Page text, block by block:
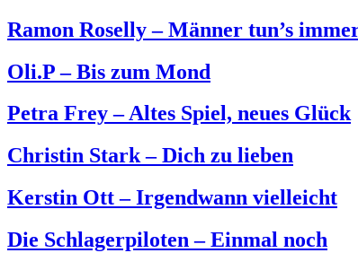
Ramon Roselly – Männer tun’s
Oli.P – Bis zum Mond
Petra Frey – Altes Spiel, neues Glück
Christin Stark – Dich zu lieben
Kerstin Ott – Irgendwann vielleicht
Die Schlagerpiloten – Einmal noch